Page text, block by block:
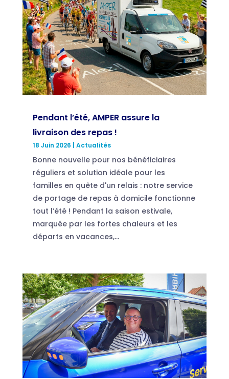
Pendant l’été, AMPER assure la
livraison des repas !
18 Juin 2026 Actualités
Bonne nouvelle pour nos bénéficiaires
réguliers et solution idéale pour les
familles en quête d'un relais : notre service
de portage de repas à domicile fonctionne
tout l’été ! Pendant la saison estivale,
marquée par les fortes chaleurs et les
départs en vacances,...